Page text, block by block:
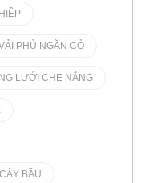
PHỦ NGĂN CỎ
LƯỚI CHE NẮNG
CÂY BẦU